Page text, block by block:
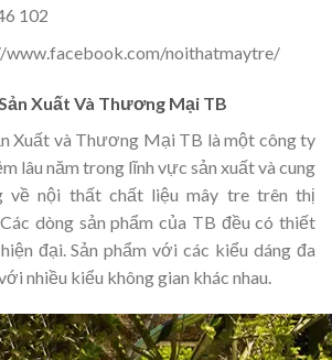
102
www.facebook.com/noithatmaytre/
Xuất Và Thương Mại TB
Xuất và Thương Mại TB là một công ty
lâu năm trong lĩnh vực sản xuất và cung
về nội thất chất liệu mây tre trên thị
dòng sản phẩm của TB đều có thiết
đại. Sản phẩm với các kiểu dáng đa
nhiều kiểu không gian khác nhau.